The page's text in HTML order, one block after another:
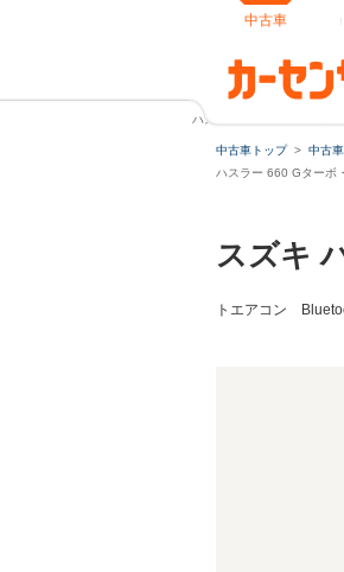
中古車
ハスラー 660 Gターボ
中古車トップ
中古
ハスラー 660 Gターボ
スズキ
トエアコン